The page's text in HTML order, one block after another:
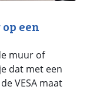
een
muur of
dat met een
VESA maat